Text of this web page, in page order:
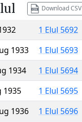
Download CSV
1 Elul 5692
1933
1 Elul 5693
1934
1 Elul 5694
1935
1 Elul 5695
1936
1 Elul 5696